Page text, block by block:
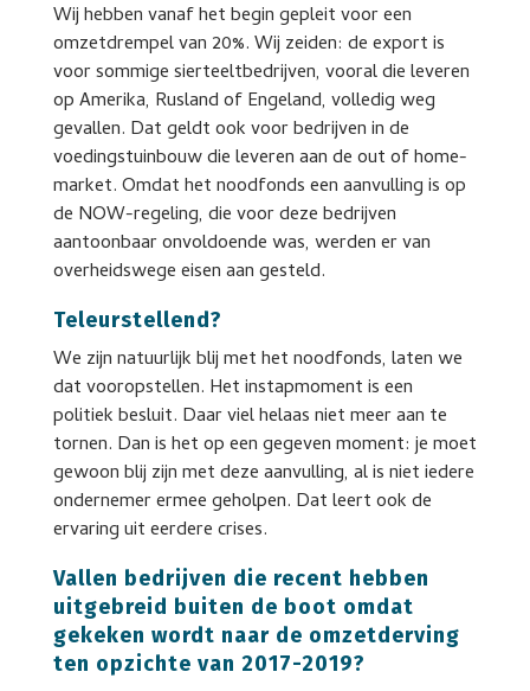
Wij hebben vanaf het begin gepleit voor een
omzetdrempel van 20%. Wij zeiden: de export is
voor sommige sierteeltbedrijven, vooral die leveren
op Amerika, Rusland of Engeland, volledig weg
gevallen. Dat geldt ook voor bedrijven in de
voedingstuinbouw die leveren aan de out of home-
market. Omdat het noodfonds een aanvulling is op
de NOW-regeling, die voor deze bedrijven
aantoonbaar onvoldoende was, werden er van
overheidswege eisen aan gesteld.
Teleurstellend?
We zijn natuurlijk blij met het noodfonds, laten we
dat vooropstellen. Het instapmoment is een
politiek besluit. Daar viel helaas niet meer aan te
tornen. Dan is het op een gegeven moment: je moet
gewoon blij zijn met deze aanvulling, al is niet iedere
ondernemer ermee geholpen. Dat leert ook de
ervaring uit eerdere crises.
Vallen bedrijven die recent hebben
uitgebreid buiten de boot omdat
gekeken wordt naar de omzetderving
ten opzichte van 2017-2019?